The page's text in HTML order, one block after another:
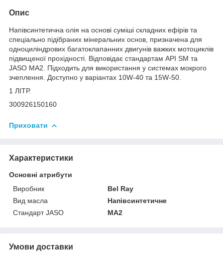
Опис
Напівсинтетична олія на основі суміші складних ефірів та
спеціально підібраних мінеральних основ, призначена для
одноциліндрових багатоклапанних двигунів важких мотоциклів
підвищеної прохідності. Відповідає стандартам API SM та
JASO MA2. Підходить для використання у системах мокрого
зчеплення. Доступно у варіантах 10W-40 та 15W-50.
1 ЛІТР.
300926150160
Приховати
Характеристики
Основні атрибути
Виробник
Bel Ray
Вид масла
Напівсинтетичне
Стандарт JASO
MA2
Умови доставки